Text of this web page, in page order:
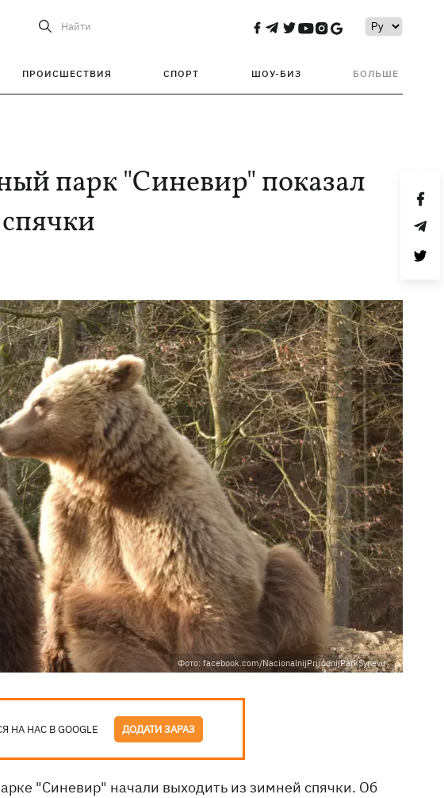
Найти
ПРОИСШЕСТВИЯ СПОРТ ШОУ-БИЗ БОЛЬШЕ
парк "Синевир" показал
Фото: facebook.com/NacionalnijPrirodnijParkSynevir
НА НАС В GOOGLE ДОДАТИ ЗАРАЗ
"Синевир" начали выходить из зимней спячки. Об